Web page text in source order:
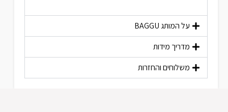
על המותג BAGGU
מדריך מידות
משלוחים והחזרות